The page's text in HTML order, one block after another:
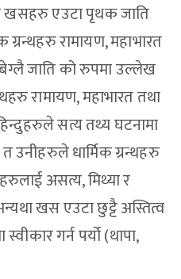
खसहरु एउटा पृथक जाति
ग्रन्थहरु रामायण, महाभारत
जाति को रुपमा उल्लेख
रामायण, महाभारत तथा
सत्य तथ्य घटनामा
उनीहरुले धार्मिक ग्रन्थहरु
असत्य, मिथ्या र
खस एउटा छुट्टै अस्तित्व
गर्न पर्यो (थापा,